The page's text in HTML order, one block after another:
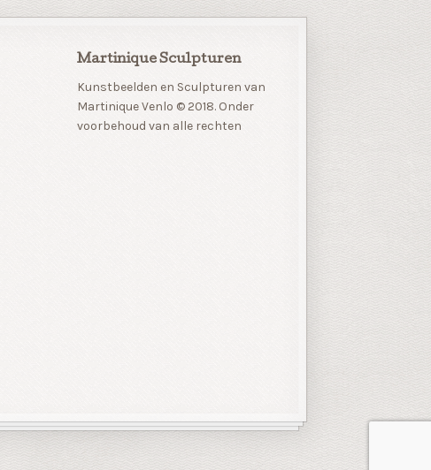
Martinique Sculpturen
Kunstbeelden en Sculpturen van
Martinique Venlo © 2018. Onder
voorbehoud van alle rechten